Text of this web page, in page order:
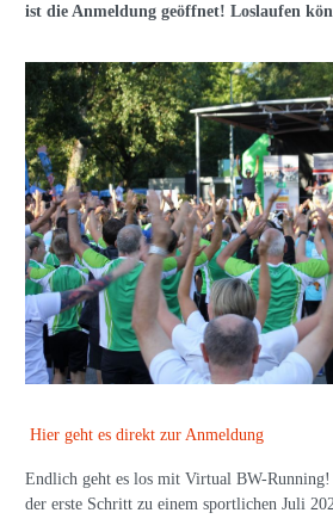
ist die Anmeldung geöffnet! Loslaufen
Hier geht es direkt zur Anmeldung
Endlich geht es los mit Virtual BW-
der erste Schritt zu einem sportlichen Juli